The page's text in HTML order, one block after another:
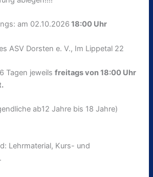
am 02.10.2026 18:00 Uhr
ASV Dorsten e. V., Im Lippetal 22
Tagen jeweilsfreitags von 18:00 Uhr
ab12 Jahre bis 18 Jahre)
Lehrmaterial, Kurs- und